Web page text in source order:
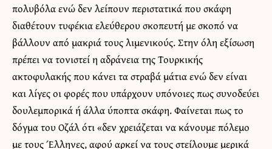
πολυβόλα ενώ δεν λείπουν περιστατικά που σκάφη
διαθέτουν τυφέκια ελεύθερου σκοπευτή με σκοπό να
βάλλουν από μακριά τους λιμενικούς. Στην όλη εξίσωση
πρέπει να τονιστεί η αδράνεια της Τουρκικής
ακτοφυλακής που κάνει τα στραβά μάτια ενώ δεν είναι
και λίγες οι φορές που υπάρχουν υπόνοιες πως συνοδεύει
δουλεμπορικά ή άλλα ύποπτα σκάφη. Φαίνεται πως το
δόγμα του Οζάλ ότι «δεν χρειάζεται να κάνουμε πόλεμο
με τους Έλληνες, αφού αρκεί να τους στείλουμε μερικά